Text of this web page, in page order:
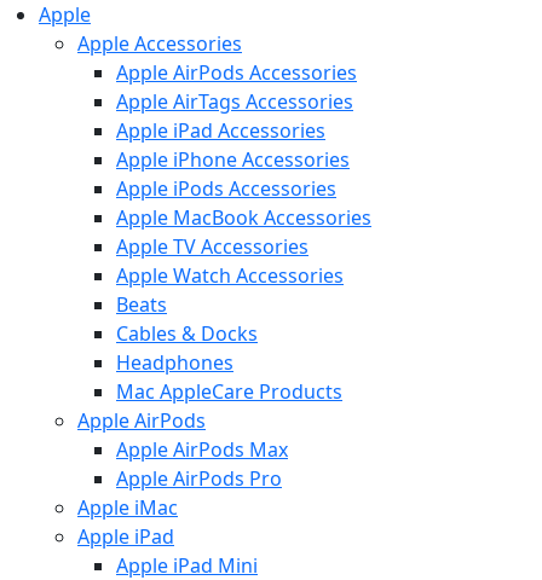
Apple
Apple Accessories
Apple AirPods Accessories
Apple AirTags Accessories
Apple iPad Accessories
Apple iPhone Accessories
Apple iPods Accessories
Apple MacBook Accessories
Apple TV Accessories
Apple Watch Accessories
Beats
Cables & Docks
Headphones
Mac AppleCare Products
Apple AirPods
Apple AirPods Max
Apple AirPods Pro
Apple iMac
Apple iPad
Apple iPad Mini